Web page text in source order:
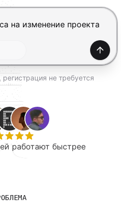
Shift+Enter —
не требуется
работают быстрее